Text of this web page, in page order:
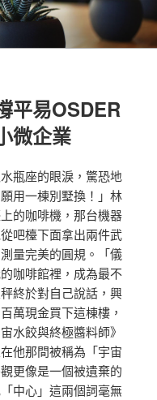
平易OSDER
微企業
瓶座的眼淚，驚恐地
用一棟別墅換！」林
的咖啡機，那台機器
吧檯下面拿出兩件武
量完美的圓規。「儀
咖啡館裡，成為最不
終於對自己說話，興
萬現金買下這棟樓，
水餃與終極醬料師》
他那間被稱為「宇宙
更像是一個被遺棄的
中心」這兩個詞毫無